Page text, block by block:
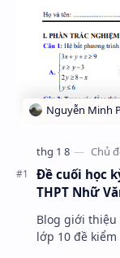
Đề cuối học
THPT Nhữ
Blog giới thiệu
lớp 10 đề kiểm